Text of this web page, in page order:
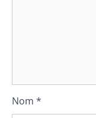
Nom *